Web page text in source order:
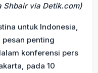
Shbair via Detik.com)
untuk Indonesia,
penting
konferensi pers
pada 10